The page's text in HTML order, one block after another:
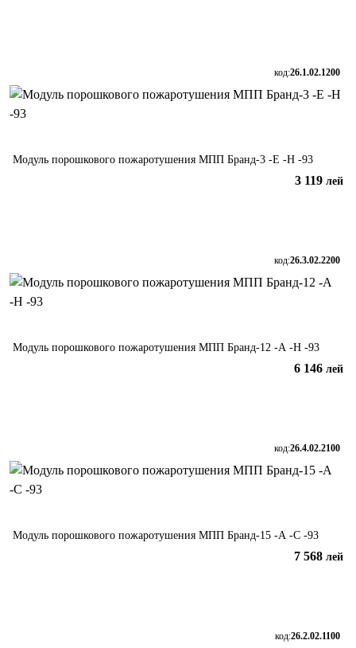
код:26.1.02.1200
Модуль порошкового пожаротушения МПП Бранд-3 -Е -Н -93
3 119 лей
код:26.3.02.2200
Модуль порошкового пожаротушения МПП Бранд-12 -А -Н -93
6 146 лей
код:26.4.02.2100
Модуль порошкового пожаротушения МПП Бранд-15 -А -С -93
7 568 лей
код:26.2.02.1100